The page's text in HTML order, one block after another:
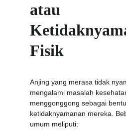
atau
Fisik
Anjing yang merasa tidak
mengalami masalah
menggonggong sebagai
ketidaknyamanan mereka.
umum meliputi: